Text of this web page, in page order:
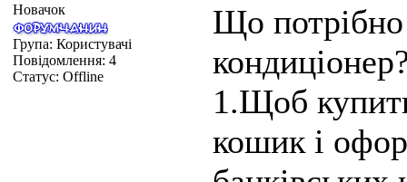
Новачок
Група: Користувачі
Повідомлення: 4
Статус: Offline
Що
1.Щоб
кошик і